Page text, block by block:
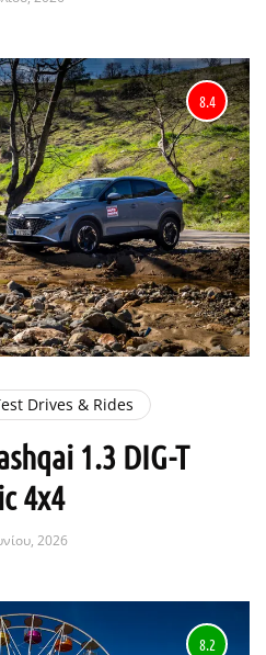
8.4
Drives & Rides
1.3 DIG-T
4x4
2026
8.2